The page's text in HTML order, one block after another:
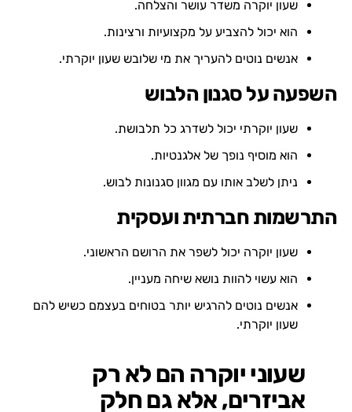
שעון יוקרה משדר עושר והצלחה.
הוא יכול להצביע על מקצועיות ורצינות.
אנשים נוטים להעריך את מי שלובש שעון יוקרתי.
השפעה על סגנון הלבוש
שעון יוקרתי יכול לשדרג כל תלבושת.
הוא מוסיף נופך של אלגנטיות.
ניתן לשלב אותו עם מגוון סגנונות לבוש.
התרשמות חברתית ועסקית
שעון יוקרה יכול לשפר את הרושם הראשוני.
הוא עשוי להוות נושא שיחה מעניין.
אנשים נוטים להרגיש יותר בטוחים בעצמם כשיש להם
שעון יוקרתי.
שעוני יוקרה הם לא רק
אביזרים, אלא גם חלק